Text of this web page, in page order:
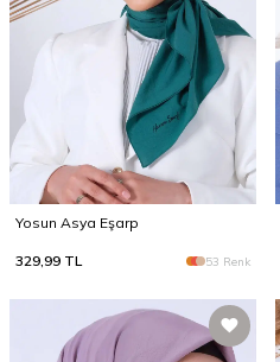
Yosun Asya Eşarp
329,99 TL 53 Renk